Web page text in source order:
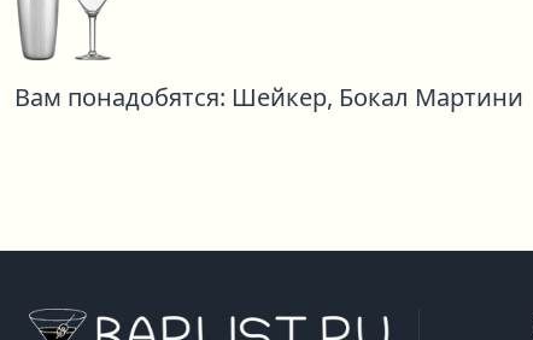
Вам понадобятся: Шейкер, Бокал Мартини